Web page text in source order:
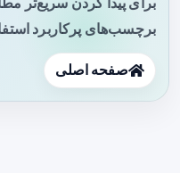
برچسب‌های پرکاربرد
صفحه اصلی